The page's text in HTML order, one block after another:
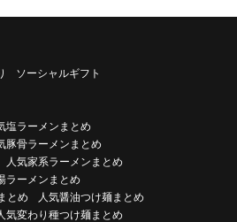
ソーシャルギフト
塩ラーメンまとめ
豚骨ラーメンまとめ
人気家系ラーメンまとめ
ラーメンまとめ
とめ
人気醤油つけ麺まとめ
気変わり種つけ麺まとめ